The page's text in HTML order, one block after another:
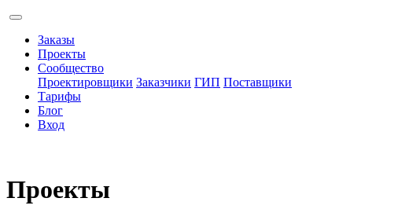
Заказы
Проекты
Сообщество
Проектировщики Заказчики ГИП Поставщики
Тарифы
Блог
Вход
Проекты